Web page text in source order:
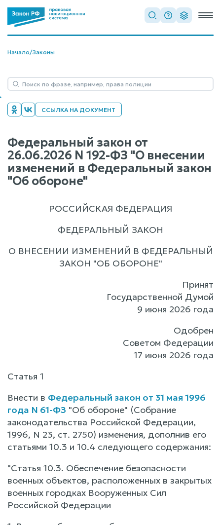
Начало/Законы
ССЫЛКА НА ДОКУМЕНТ
Федеральный закон от
26.06.2026 N 192-ФЗ "О внесении
изменений в Федеральный закон
"Об обороне"
РОССИЙСКАЯ ФЕДЕРАЦИЯ
ФЕДЕРАЛЬНЫЙ ЗАКОН
О ВНЕСЕНИИ ИЗМЕНЕНИЙ В ФЕДЕРАЛЬНЫЙ
ЗАКОН "ОБ ОБОРОНЕ"
Принят
Государственной Думой
9 июня 2026 года
Одобрен
Советом Федерации
17 июня 2026 года
Статья 1
Внести в Федеральный закон от 31 мая 1996
года N 61-ФЗ "Об обороне" (Собрание
законодательства Российской Федерации,
1996, N 23, ст. 2750) изменения, дополнив его
статьями 10.3 и 10.4 следующего содержания:
"Статья 10.3. Обеспечение безопасности
военных объектов, расположенных в закрытых
военных городках Вооруженных Сил
Российской Федерации